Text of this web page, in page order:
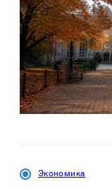
Экономика